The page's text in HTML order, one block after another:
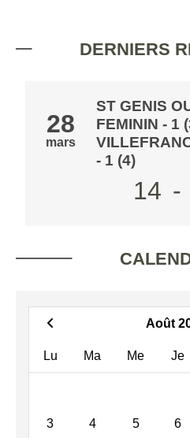
DERNIERS
28
mars
ST GENIS
FEMININ - 1
- 1 (4)
14 -
Août
Lu Ma Me Je
3 4 5 6